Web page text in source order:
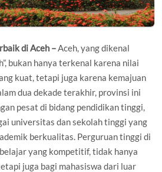
di Aceh –Aceh, yang dikenal
bukan hanya terkenal karena nilai
kuat, tetapi juga karena kemajuan
dua dekade terakhir, provinsi ini
pesat di bidang pendidikan tinggi,
universitas dan sekolah tinggi yang
berkualitas. Perguruan tinggi di
yang kompetitif, tidak hanya
juga bagi mahasiswa dari luar